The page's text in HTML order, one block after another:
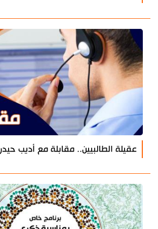
عقيلة الطالبيين.. مقابلة مع أديب حيدر